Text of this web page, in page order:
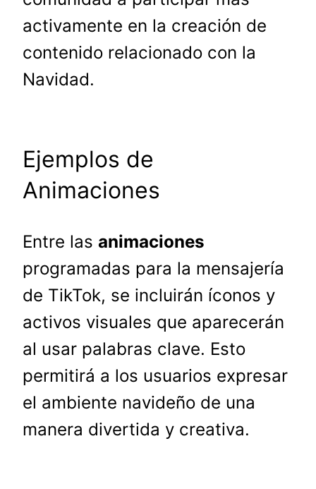
activamente en la creación de
contenido relacionado con la
Navidad.
Ejemplos de
Animaciones
Entre las animaciones
programadas para la mensajería
de TikTok, se incluirán íconos y
activos visuales que aparecerán
al usar palabras clave. Esto
permitirá a los usuarios expresar
el ambiente navideño de una
manera divertida y creativa.